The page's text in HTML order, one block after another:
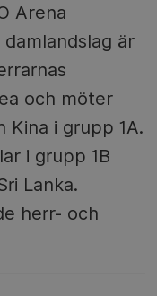
Arena
är
och möter
i grupp 1A.
i grupp 1B
Lanka.
herr- och